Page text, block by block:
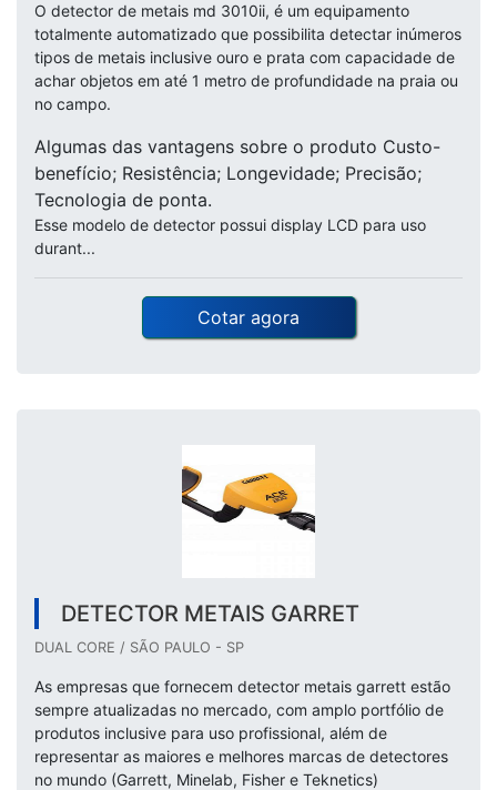
O detector de metais md 3010ii, é um equipamento
totalmente automatizado que possibilita detectar inúmeros
tipos de metais inclusive ouro e prata com capacidade de
achar objetos em até 1 metro de profundidade na praia ou
no campo.
Algumas das vantagens sobre o produto Custo-
benefício; Resistência; Longevidade; Precisão;
Tecnologia de ponta.
Esse modelo de detector possui display LCD para uso
durant...
Cotar agora
DETECTOR METAIS GARRET
DUAL CORE / SÃO PAULO - SP
As empresas que fornecem detector metais garrett estão
sempre atualizadas no mercado, com amplo portfólio de
produtos inclusive para uso profissional, além de
representar as maiores e melhores marcas de detectores
no mundo (Garrett, Minelab, Fisher e Teknetics)